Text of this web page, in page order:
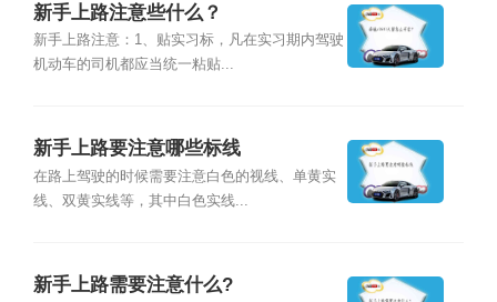
新手上路注意些什么？
新手上路注意：1、贴实习标，凡在实习期内驾驶
机动车的司机都应当统一粘贴...
新手上路要注意哪些标线
在路上驾驶的时候需要注意白色的视线、单黄实
线、双黄实线等，其中白色实线...
新手上路需要注意什么?